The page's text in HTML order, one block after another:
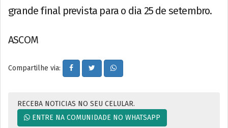
grande final prevista para o dia 25 de setembro.
ASCOM
Compartilhe via:
RECEBA NOTICIAS NO SEU CELULAR.
ENTRE NA COMUNIDADE NO WHATSAPP